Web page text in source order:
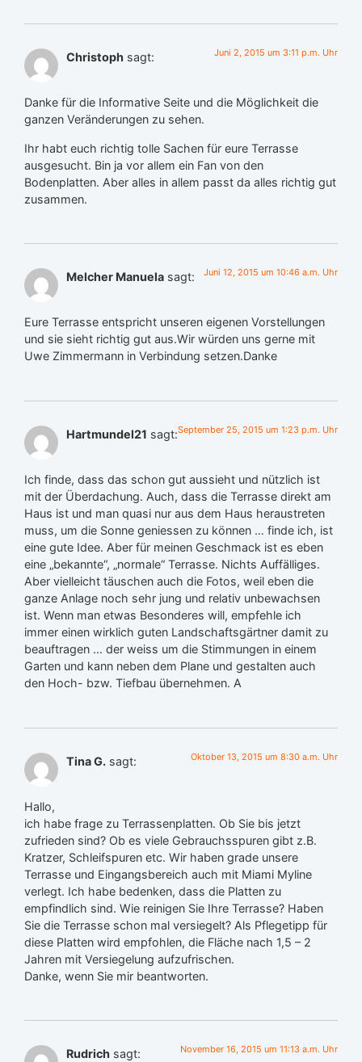
Christoph sagt: Juni 2, 2015 um 3:11 p.m. Uhr
Danke für die Informative Seite und die Möglichkeit die
ganzen Veränderungen zu sehen.
Ihr habt euch richtig tolle Sachen für eure Terrasse
ausgesucht. Bin ja vor allem ein Fan von den
Bodenplatten. Aber alles in allem passt da alles richtig gut
zusammen.
Melcher Manuela sagt: Juni 12, 2015 um 10:46 a.m. Uhr
Eure Terrasse entspricht unseren eigenen Vorstellungen
und sie sieht richtig gut aus.Wir würden uns gerne mit
Uwe Zimmermann in Verbindung setzen.Danke
Hartmundel21 sagt:September 25, 2015 um 1:23 p.m. Uhr
Ich finde, dass das schon gut aussieht und nützlich ist
mit der Überdachung. Auch, dass die Terrasse direkt am
Haus ist und man quasi nur aus dem Haus heraustreten
muss, um die Sonne geniessen zu können … finde ich, ist
eine gute Idee. Aber für meinen Geschmack ist es eben
eine „bekannte“, „normale“ Terrasse. Nichts Auffälliges.
Aber vielleicht täuschen auch die Fotos, weil eben die
ganze Anlage noch sehr jung und relativ unbewachsen
ist. Wenn man etwas Besonderes will, empfehle ich
immer einen wirklich guten Landschaftsgärtner damit zu
beauftragen … der weiss um die Stimmungen in einem
Garten und kann neben dem Plane und gestalten auch
den Hoch- bzw. Tiefbau übernehmen. A
Tina G. sagt: Oktober 13, 2015 um 8:30 a.m. Uhr
Hallo,
ich habe frage zu Terrassenplatten. Ob Sie bis jetzt
zufrieden sind? Ob es viele Gebrauchsspuren gibt z.B.
Kratzer, Schleifspuren etc. Wir haben grade unsere
Terrasse und Eingangsbereich auch mit Miami Myline
verlegt. Ich habe bedenken, dass die Platten zu
empfindlich sind. Wie reinigen Sie Ihre Terrasse? Haben
Sie die Terrasse schon mal versiegelt? Als Pflegetipp für
diese Platten wird empfohlen, die Fläche nach 1,5 – 2
Jahren mit Versiegelung aufzufrischen.
Danke, wenn Sie mir beantworten.
Rudrich sagt: November 16, 2015 um 11:13 a.m. Uhr